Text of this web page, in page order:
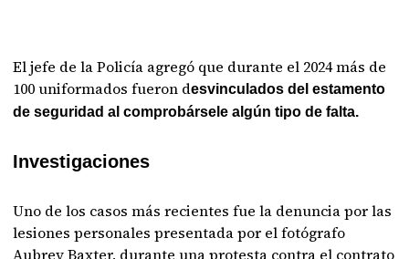
El jefe de la Policía agregó que durante el 2024 más de
100 uniformados fueron desvinculados del estamento
de seguridad al comprobársele algún tipo de falta.
Investigaciones
Uno de los casos más recientes fue la denuncia por las
lesiones personales presentada por el fotógrafo
Aubrey Baxter, durante una protesta contra el contrato